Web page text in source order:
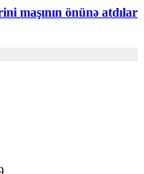
maşının önünə atdılar